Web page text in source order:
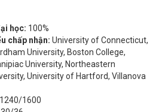
học: 100%
chấp nhận: University of Connecticut,
University, Boston College,
University, Northeastern
University of Hartford, Villanova
1240/1600